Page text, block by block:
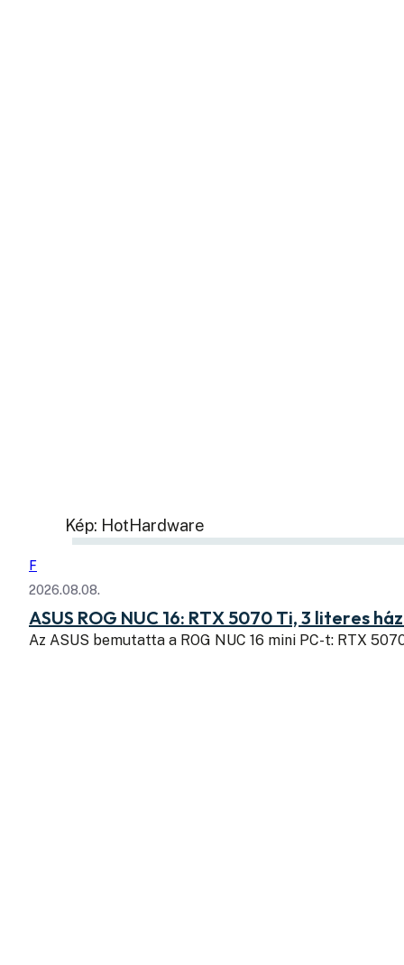
Kép: HotHardware
F
2026.08.08.
ASUS ROG NUC 16: RTX 5070 Ti, 3 literes
Az ASUS bemutatta a ROG NUC 16 mini PC-t: RTX